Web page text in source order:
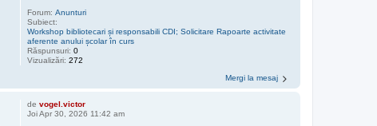
Forum:Anunturi
Subiect:
Workshop bibliotecari și responsabili CDI; Solicitare Rapoarte activitate
aferente anului școlar în curs
Răspunsuri:0
Vizualizări:272
Mergi la mesaj
devogel.victor
Joi Apr 30, 2026 11:42 am